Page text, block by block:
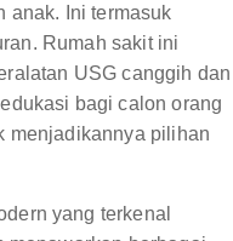
anak. Ini termasuk
Rumah sakit ini
USG canggih dan
bagi calon orang
menjadikannya pilihan
yang terkenal